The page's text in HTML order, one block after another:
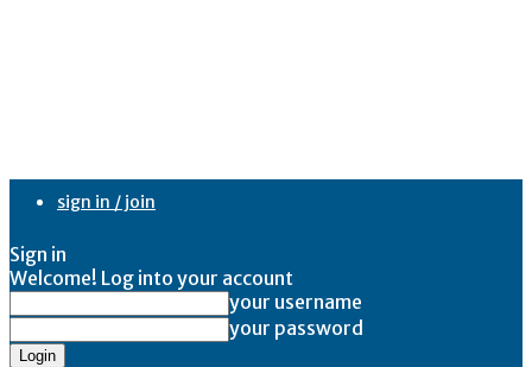
sign in / join
Sign in
Welcome! Log into your account
your username
your password